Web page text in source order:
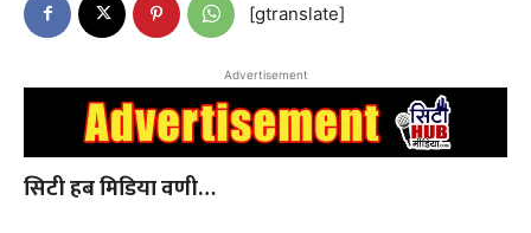
[gtranslate]
Advertisement
सिटी हब मिडिया वणी…